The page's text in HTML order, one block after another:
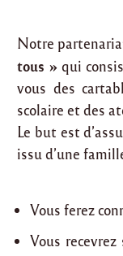
Notre
tous » qui
vous des
scolaire et des
Le but est
issu d’une
Vous ferez
Vous